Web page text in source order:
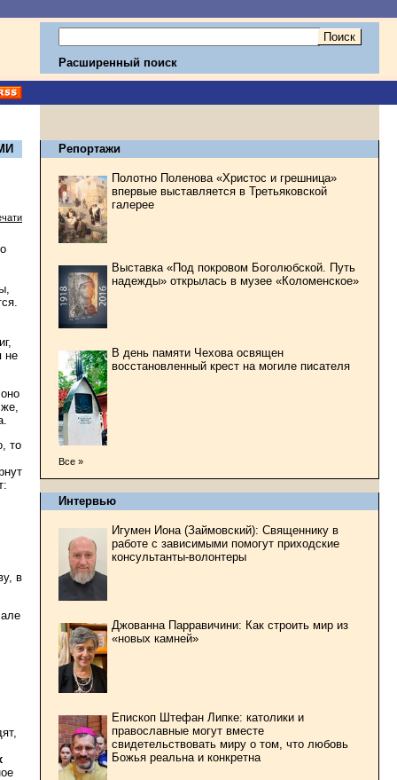
Расширенный поиск
не
то
в
Репортажи
Полотно Поленова «Христос и грешница»
впервые выставляется в Третьяковской
галерее
Выставка «Под покровом Боголюбской. Путь
надежды» открылась в музее «Коломенское»
В день памяти Чехова освящен
восстановленный крест на могиле писателя
Все »
Интервью
Игумен Иона (Займовский): Священнику в
работе с зависимыми помогут приходские
консультанты-волонтеры
Джованна Парравичини: Как строить мир из
«новых камней»
Епископ Штефан Липке: католики и
православные могут вместе
свидетельствовать миру о том, что любовь
Божья реальна и конкретна